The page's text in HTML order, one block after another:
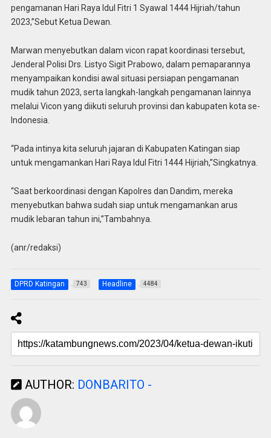
pengamanan Hari Raya Idul Fitri 1 Syawal 1444 Hijriah/tahun
2023,”Sebut Ketua Dewan.
Marwan menyebutkan dalam vicon rapat koordinasi tersebut,
Jenderal Polisi Drs. Listyo Sigit Prabowo, dalam pemaparannya
menyampaikan kondisi awal situasi persiapan pengamanan
mudik tahun 2023, serta langkah-langkah pengamanan lainnya
melalui Vicon yang diikuti seluruh provinsi dan kabupaten kota se-
Indonesia.
“Pada intinya kita seluruh jajaran di Kabupaten Katingan siap
untuk mengamankan Hari Raya Idul Fitri 1444 Hijriah,”Singkatnya.
“Saat berkoordinasi dengan Kapolres dan Dandim, mereka
menyebutkan bahwa sudah siap untuk mengamankan arus
mudik lebaran tahun ini,”Tambahnya.
(anr/redaksi)
DPRD Katingan 743 Headline 4484
AUTHOR: DONBARITO -